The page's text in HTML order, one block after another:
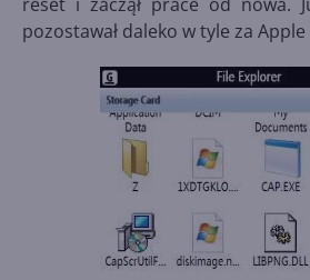
pozostawał daleko w tyle za